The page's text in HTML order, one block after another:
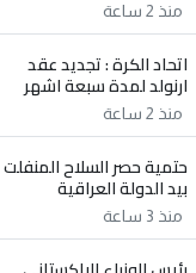
منذ 2 ساعة
اتحاد الكرة : تجديد عقد
ارنولد لمدة سبعة اشهر
منذ 2 ساعة
حتمية حصر السلاح المنفلت
بيد الدولة العراقية
منذ 3 ساعة